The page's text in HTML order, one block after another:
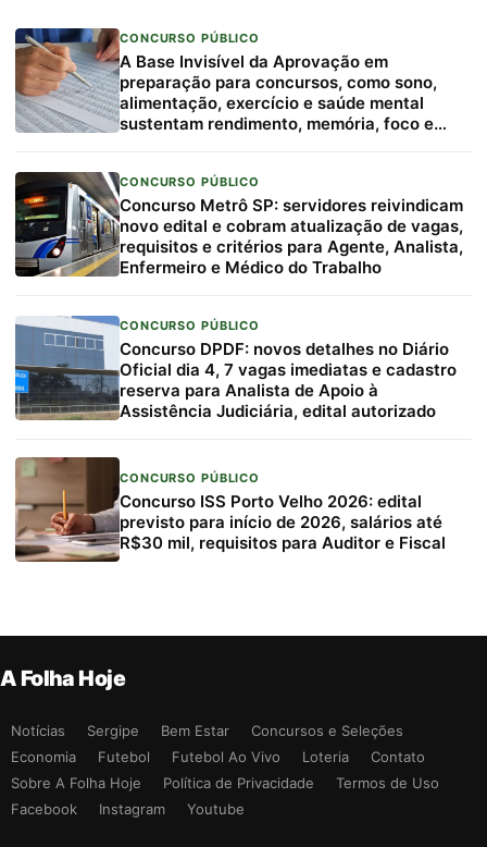
CONCURSO PÚBLICO
A Base Invisível da Aprovação em
preparação para concursos, como sono,
alimentação, exercício e saúde mental
sustentam rendimento, memória, foco e
CONCURSO PÚBLICO
Concurso Metrô SP: servidores reivindicam
novo edital e cobram atualização de vagas,
requisitos e critérios para Agente, Analista,
Enfermeiro e Médico do Trabalho
CONCURSO PÚBLICO
Concurso DPDF: novos detalhes no Diário
Oficial dia 4, 7 vagas imediatas e cadastro
reserva para Analista de Apoio à
Assistência Judiciária, edital autorizado
CONCURSO PÚBLICO
Concurso ISS Porto Velho 2026: edital
previsto para início de 2026, salários até
R$30 mil, requisitos para Auditor e Fiscal
A Folha Hoje
Notícias Sergipe Bem Estar
Concursos e Seleções
Economia
Futebol Futebol Ao Vivo Loteria
Contato
Sobre A Folha Hoje
Política de Privacidade
Termos de Uso
Facebook
Instagram Youtube